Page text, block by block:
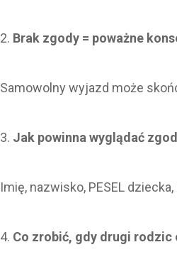
Brak zgody = poważne
Samowolny wyjazd może
Jak powinna wyglądać
Imię, nazwisko, PESEL
Co zrobić, gdy drugi rodzic